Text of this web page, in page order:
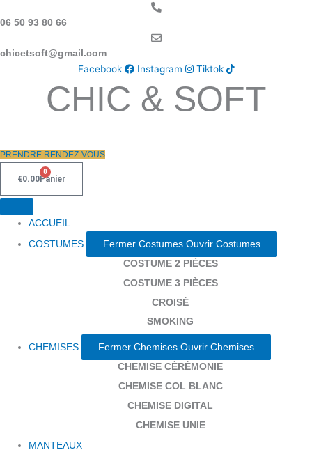
au
06 50 93 80 66
chicetsoft@gmail.com
Facebook Instagram Tiktok
CHIC & SOFT
PRENDRE RENDEZ-VOUS
€0.00
0
Panier
ACCUEIL
COSTUMES
Fermer Costumes Ouvrir Costumes
COSTUME 2 PIÈCES
COSTUME 3 PIÈCES
CROISÉ
SMOKING
CHEMISES Fermer Chemises Ouvrir Chemises
CHEMISE CÉRÉMONIE
CHEMISE COL BLANC
CHEMISE DIGITAL
CHEMISE UNIE
MANTEAUX